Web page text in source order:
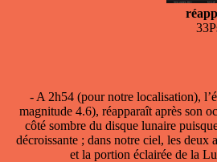
- A 2h54 (pour notre localisation),
magnitude 4.6), réapparaît après son
côté sombre du disque lunaire
décroissante ; dans notre ciel, les deux
et la portion éclairée de la